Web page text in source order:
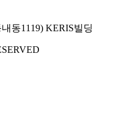
동1119) KERIS빌딩